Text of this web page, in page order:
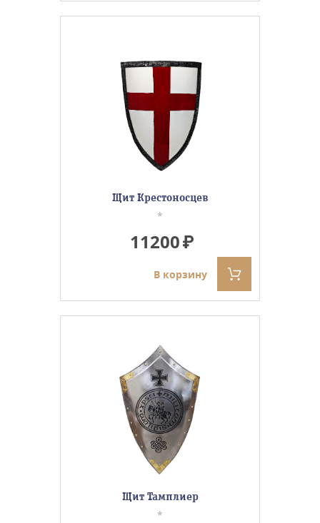
Щит Крестоносцев
*
11200
В корзину
Щит Тамплиер
*